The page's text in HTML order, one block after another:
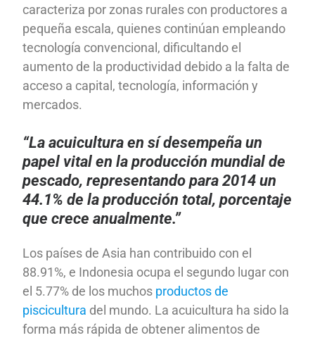
caracteriza por zonas rurales con productores a
pequeña escala, quienes continúan empleando
tecnología convencional, dificultando el
aumento de la productividad debido a la falta de
acceso a capital, tecnología, información y
mercados.
“La acuicultura en sí desempeña un
papel vital en la producción mundial de
pescado, representando para 2014 un
44.1% de la producción total, porcentaje
que crece anualmente.”
Los países de Asia han contribuido con el
88.91%, e Indonesia ocupa el segundo lugar con
el 5.77% de los muchos productos de
piscicultura del mundo. La acuicultura ha sido la
forma más rápida de obtener alimentos de